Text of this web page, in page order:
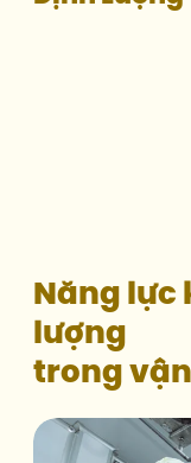
Năng lực
lượng
trong